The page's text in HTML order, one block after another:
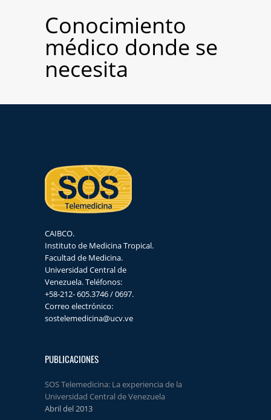
Conocimiento
médico donde se
necesita
CAIBCO.
Instituto de Medicina Tropical.
Facultad de Medicina.
Universidad Central de
Venezuela. Teléfonos:
+58-212- 605.3746 / 0697.
Correo electrónico:
sostelemedicina@ucv.ve
PUBLICACIONES
SOS Telemedicina: La experiencia de la
Universidad Central de Venezuela
Abril del 2013